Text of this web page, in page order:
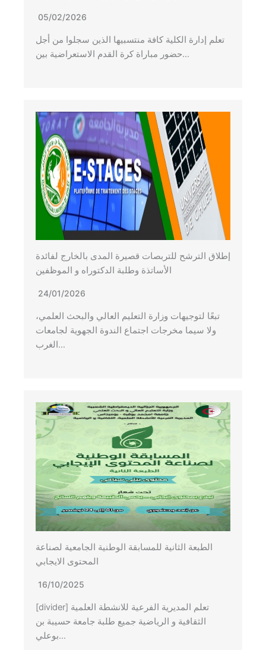
05/02/2026
تعلم إدارة الكلية كافة منتسبيها الذين سجلوا من أجل
حضور مباراة كرة القدم الاستعراضية بين…
إطلاق الترشح للتربصات قصيرة المدى بالخارج لفائدة
الأساتذة وطلبة الدكتوراه و الموظفين
24/01/2026
تبعًا لتوجيهات وزارة التعليم العالي والبحث العلمي،
ولا سيما مخرجات اجتماع الندوة الجهوية لجامعات
الغرب…
الطبعة الثانية للمسابقة الوطنية الجامعية لصناعة
المحتوى الايجابي
16/10/2025
[divider] تعلم المديرية الفرعية للانشطة العلمية
الثقافية و الرياضية جميع طلبة جامعة حسيبة بن
بوعلي…